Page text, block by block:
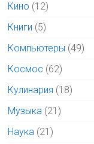
Кино (12)
Книги (5)
Компьютеры (49)
Космос (62)
Кулинария (18)
Музыка (21)
Наука (21)